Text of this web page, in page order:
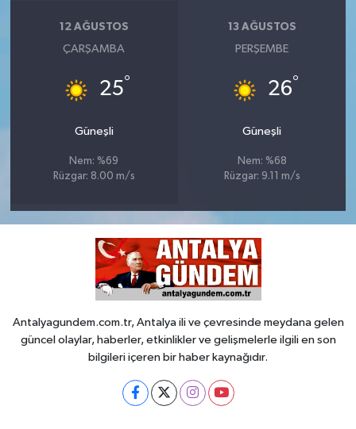
12 AĞUSTOS
ÇARŞAMBA
25°
Güneşli
Nem: %69
Rüzgar: 8.00 m/s
13 AĞUSTOS
PERŞEMBE
26°
Güneşli
Nem: %68
Rüzgar: 9.11 m/s
Antalyagundem.com.tr, Antalya ili ve çevresinde meydana gelen
güncel olaylar, haberler, etkinlikler ve gelişmelerle ilgili en son
bilgileri içeren bir haber kaynağıdır.